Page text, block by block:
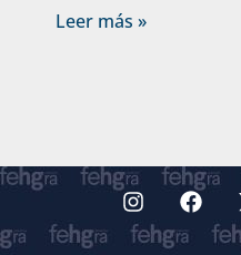
Leer más »